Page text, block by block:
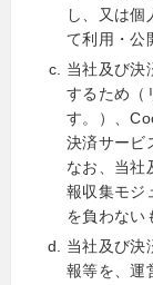
し、又は個
て利用・公
当社及び決
するため（
す。）、
決済サービ
なお、当社
報収集モジ
を負わない
当社及び決
報等を、運